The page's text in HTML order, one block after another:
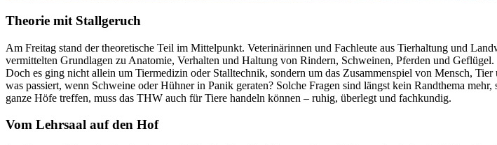
Theorie mit Stallgeruch
Am Freitag stand der theoretische Teil im Mittelpunkt. Veterinärinnen und Fachleute aus Tierhaltung und
vermittelten Grundlagen zu Anatomie, Verhalten und Haltung von Rindern, Schweinen, Pferden und Geflügel.
Doch es ging nicht allein um Tiermedizin oder Stalltechnik, sondern um das Zusammenspiel von Mensch,
was passiert, wenn Schweine oder Hühner in Panik geraten? Solche Fragen sind längst kein Randthema
ganze Höfe treffen, muss das THW auch für Tiere handeln können – ruhig, überlegt und fachkundig.
Vom Lehrsaal auf den Hof